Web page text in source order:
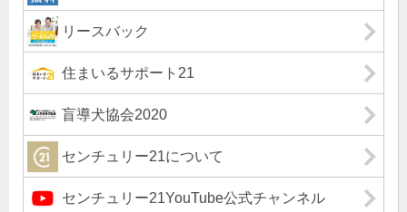
リースバック
住まいるサポート21
盲導犬協会2020
センチュリー21について
センチュリー21YouTube公式チャンネル